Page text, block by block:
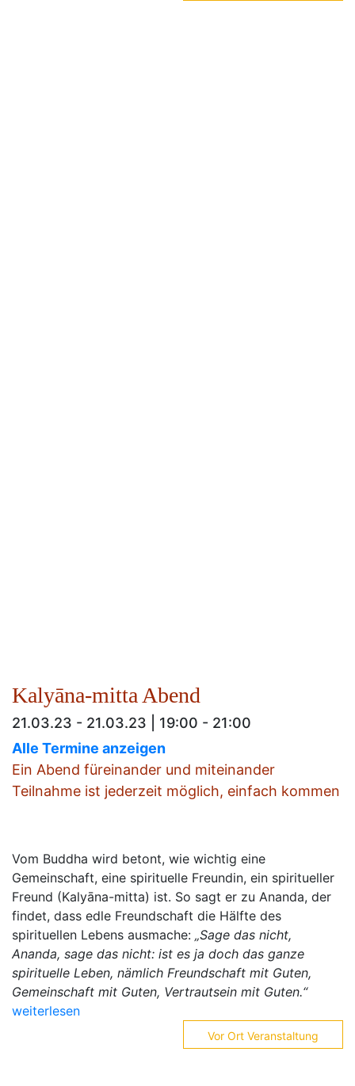
Kalyāna-mitta Abend
21.03.23 - 21.03.23 | 19:00 - 21:00
Alle Termine anzeigen
Ein Abend füreinander und miteinander
Teilnahme ist jederzeit möglich, einfach kommen
Vom Buddha wird betont, wie wichtig eine
Gemeinschaft, eine spirituelle Freundin, ein spiritueller
Freund (Kalyāna-mitta) ist. So sagt er zu Ananda, der
findet, dass edle Freundschaft die Hälfte des
spirituellen Lebens ausmache: „Sage das nicht,
Ananda, sage das nicht: ist es ja doch das ganze
spirituelle Leben, nämlich Freundschaft mit Guten,
Gemeinschaft mit Guten, Vertrautsein mit Guten.“
weiterlesen
Vor Ort Veranstaltung